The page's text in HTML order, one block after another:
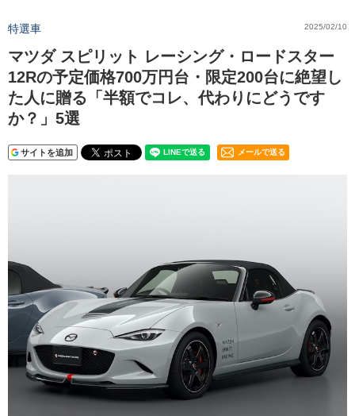
特選車 2025/02/10
マツダ スピリット レーシング・ロードスター
12Rの予定価格700万円台・限定200台に絶望し
た人に贈る「半額でコレ、代わりにどうです
か？」5選
サイトを追加 メールで送る